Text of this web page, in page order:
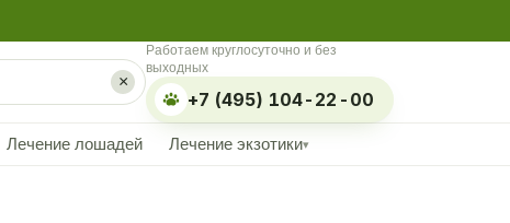
×
Работаем круглосуточно и без
выходных
+7 (495) 104-22-00
Лечение лошадей Лечение экзотики▾